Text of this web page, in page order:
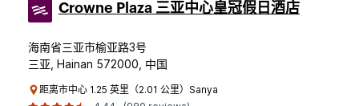
Crowne Plaza 三亚中心皇冠假日酒店
海南省三亚市榆亚路3号
三亚, Hainan 572000, 中国
距离市中心 1.25 英里（2.01 公里）Sanya